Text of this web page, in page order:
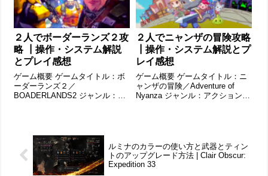
２人でボーダーランズ２攻
略 ┃操作・システム解説
とプレイ感想
ゲーム概要 ゲームタイトル：ボ
ーダーランズ２／
BOADERLANDS2 ジャンル：
ラインマルチプレイ対応。画面
は分割で、１画面...
２人でニャンザの冒険攻略
┃操作・システム解説とプ
レイ感想
ゲーム概要 ゲームタイトル：ニ
ャンザの冒険／Adventure of
Nyanza ジャンル：アクション
ルミナのカラーの使い方と武器とティン
トのアップグレード方法 | Clair Obscur:
Expedition 33